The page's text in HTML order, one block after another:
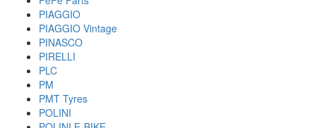
PIAGGIO
PIAGGIO Vintage
PINASCO
PIRELLI
PLC
PM
PMT Tyres
POLINI